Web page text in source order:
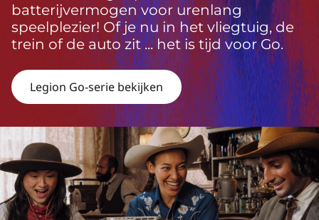
batterijvermogen voor urenlang
speelplezier! Of je nu in het vliegtuig, de
trein of de auto zit ... het is tijd voor Go.
Legion Go-serie bekijken